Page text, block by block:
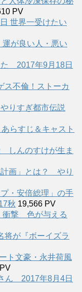
PV
世界一受けたい
が良い人・悪い
た 2017年9月18日
ス不倫！ストーカ
りすぎ都市伝説
らすじ＆キャスト
しんのすけが生ま
計画」とは？ やり
・安倍総理」の手
秋 19,566 PV
衝撃 色が与える
将が『ボーイズラ
ト文豪・永井荷風
ん 2017年8月4日